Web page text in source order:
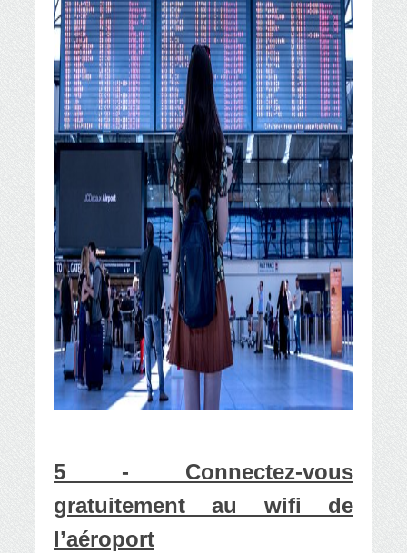
5 - Connectez-vous
gratuitement au wifi de
l’aéroport